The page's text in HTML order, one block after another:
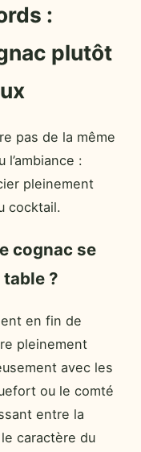
:
plutôt
pas de la même
l’ambiance :
pleinement
cocktail.
cognac se
?
en fin de
pleinement
avec les
ou le comté
entre la
caractère du